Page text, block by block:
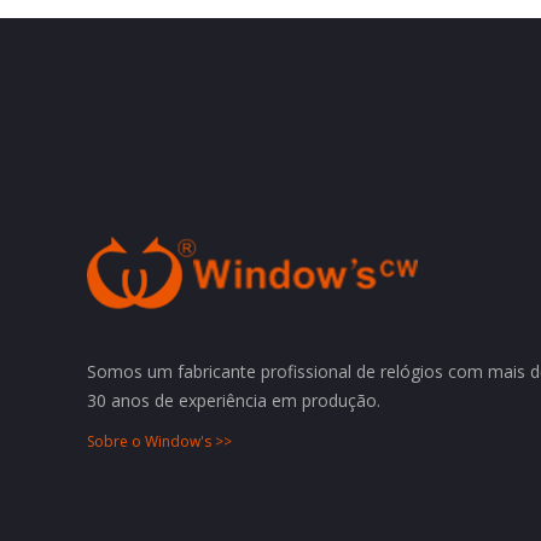
Somos um fabricante profissional de relógios com mais
30 anos de experiência em produção.
Sobre o Window's >>